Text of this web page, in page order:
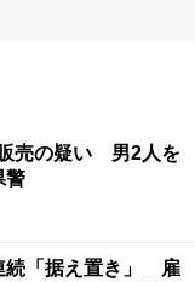
売の疑い 男2人を
警
続「据え置き」 雇